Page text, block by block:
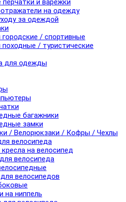
и варежки
на одежду
за одеждой
/ спортивные
/ туристические
для одежды
багажники
замки
/ Велорюкзаки / Кофры / Чехлы
велосипеда
на велосипед
велосипеда
велосипедов
на ниппель